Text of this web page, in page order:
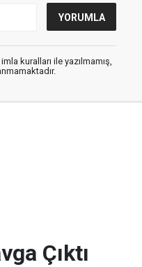
kuralları ile yazılmamış,
Çıktı